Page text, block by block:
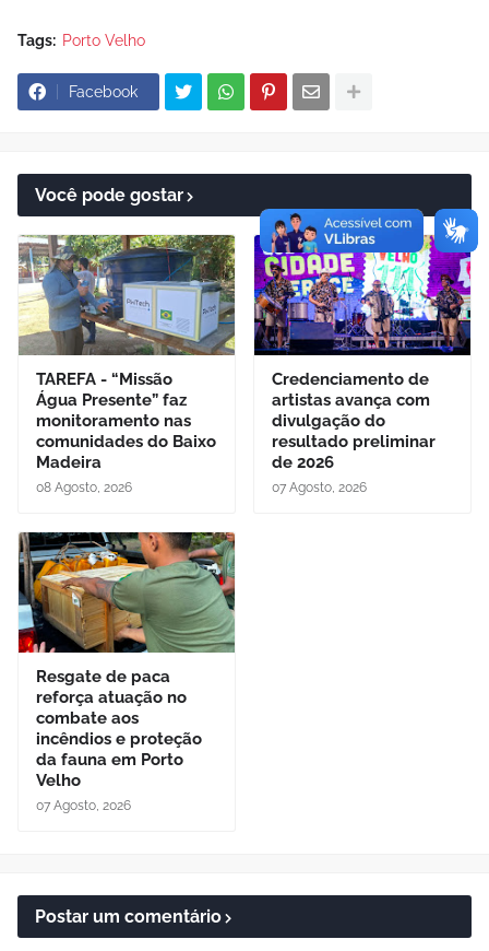
Tags: Porto Velho
Facebook
Você pode gostar
TAREFA - “Missão
Água Presente” faz
monitoramento nas
comunidades do Baixo
Madeira
08 Agosto, 2026
Credenciamento de
artistas avança com
divulgação do
resultado preliminar
de 2026
07 Agosto, 2026
Resgate de paca
reforça atuação no
combate aos
incêndios e proteção
da fauna em Porto
Velho
07 Agosto, 2026
Postar um comentário